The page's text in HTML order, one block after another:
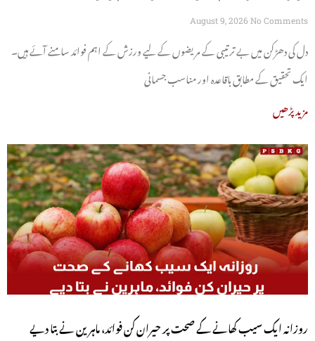
August 9, 2026 No Comments
دل کی دھڑکن میں بے ترتیبی کے مریضوں کے لیے ورزش کے اہم فوائد سامنے آئے ہیں۔
ایک تحقیق کے مطابق باقاعدہ اور مناسب جسمانی
مزید پڑھیں
روزانہ ایک سیب کھانے کے صحت پر حیران کن فوائد، ماہرین نے بتا دیے